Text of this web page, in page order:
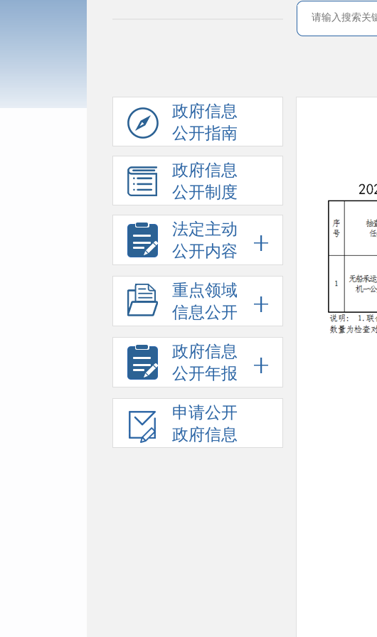
政府信息
公开指南
政府信息
公开制度
法定主动
公开内容
重点领域
信息公开
政府信息
公开年报
申请公开
政府信息